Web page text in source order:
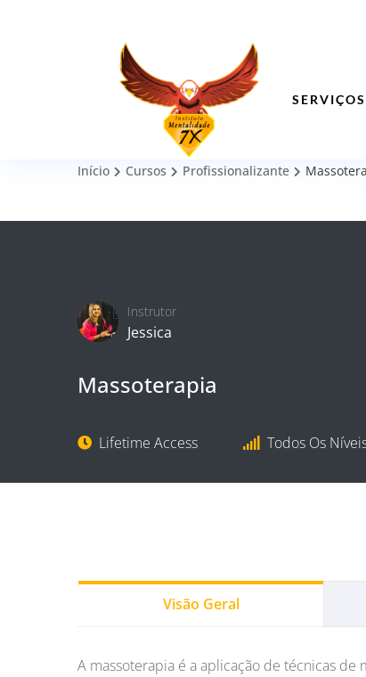
SERVIÇOS
Início Cursos Profissionalizante
Instrutor
Jessica
Massoterapia
Lifetime Access Todos Os
Visão Geral
A massoterapia é a aplicação de técnicas de